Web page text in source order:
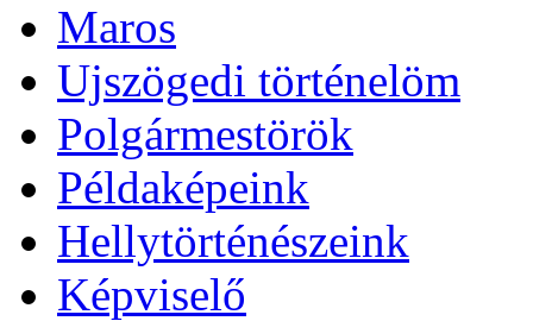
Maros
Ujszögedi történelöm
Polgármestörök
Példaképeink
Hellytörténészeink
Képviselő